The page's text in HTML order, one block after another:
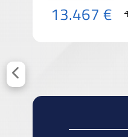
13.467 €